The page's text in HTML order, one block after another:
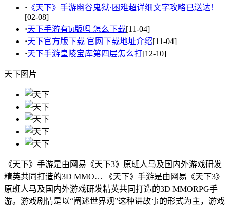
· 《天下》手游幽谷鬼狱·困难超详细文字攻略已送达！
[02-08]
·天下手游有bt版吗 怎么下载[11-04]
·天下官方版下载 官网下载地址介绍[11-04]
·天下手游皇陵宝库第四层怎么打[12-10]
天下图片
《天下》手游是由网易《天下3》原班人马及国内外游戏研发
精英共同打造的3D MMO…
《天下》手游是由网易《天下3》
原班人马及国内外游戏研发精英共同打造的3D MMORPG手
游。游戏剧情是以“阐述世界观”这种讲故事的形式为主，游戏